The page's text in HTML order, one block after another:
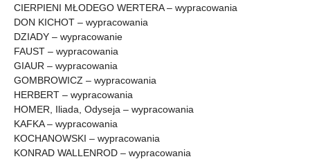
CIERPIENI MŁODEGO WERTERA – wypracowania
DON KICHOT – wypracowania
DZIADY – wypracowanie
FAUST – wypracowania
GIAUR – wypracowania
GOMBROWICZ – wypracowania
HERBERT – wypracowania
HOMER, Iliada, Odyseja – wypracowania
KAFKA – wypracowania
KOCHANOWSKI – wypracowania
KONRAD WALLENROD – wypracowania